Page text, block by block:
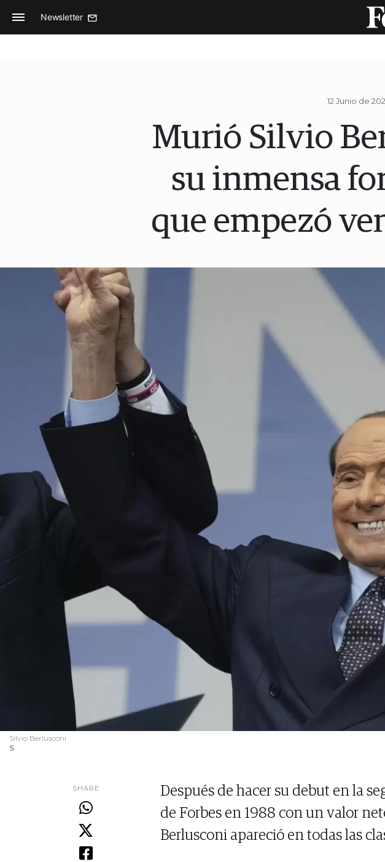
Newsletter
12 Junio de
Murió Silvio
su inmensa
que empezó
Silvio Berlusconi
S
SHARE
Después de hacer su debut en la
de Forbes en 1988 con un valor
Berlusconi apareció en todas las